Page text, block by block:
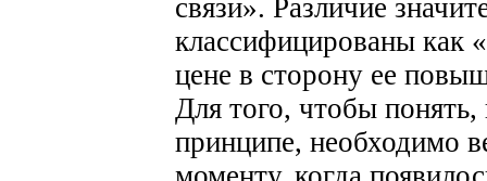
связи». Различие
классифицированы как
цене в сторону ее
Для того, чтобы
принципе, необходимо